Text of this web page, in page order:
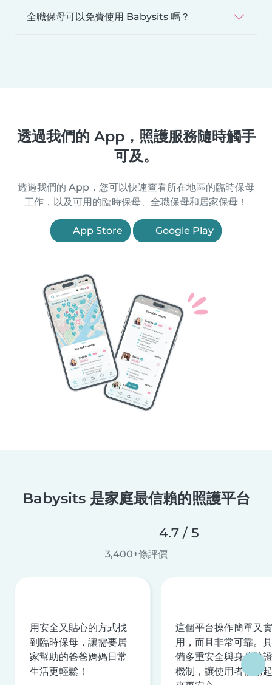
全職保母可以免費使用 Babysits 嗎？
透過我們的 App，照護服務隨時觸手
可及。
透過我們的 App，您可以快速查看所在地區的臨時保母
工作，以及可用的臨時保母、全職保母和居家保母！
App Store Google Play
Babysits 是家庭最信賴的照護平台
4.7 / 5
3,400+條評價
用安全又貼心的方式找
到臨時保母，讓需要居
家幫助的爸爸媽媽日常
生活更輕鬆！
這個平台操作簡單又實
用，而且非常可靠。具
備多重安全與身分驗證
機制，讓使用者使用起